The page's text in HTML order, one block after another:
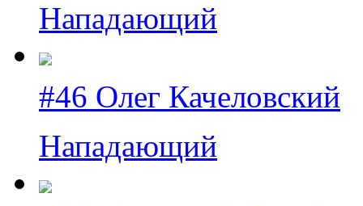
Нападающий
#46 Олег Качеловский
Нападающий